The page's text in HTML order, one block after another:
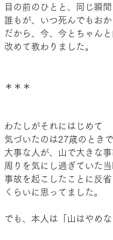
｜おそきっこ里山プレイパ
ティア養成講座 報告
目の前のひとと、同じ瞬
誰もが、いつ死んでもおか
だから、今、今とちゃん
改めて教わりました。
＊＊＊
わたしがそれにはじめて
気づいたのは27歳のときで
大事な人が、山で大きな事
周りを気にし過ぎていた
事故を起こしたことに反
くらいに思ってました。
でも、本人は「山はやめ